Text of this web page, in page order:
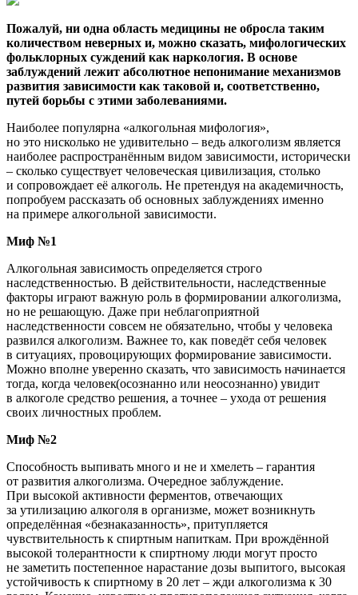
Пожалуй, ни одна область медицины не обросла таким
количеством неверных и, можно сказать, мифологических
фольклорных суждений как наркология. В основе
заблуждений лежит абсолютное непонимание механизмов
развития зависимости как таковой и, соответственно,
путей борьбы с этими заболеваниями.
Наиболее популярна «алкогольная мифология»,
но это нисколько не удивительно – ведь алкоголизм является
наиболее распространённым видом зависимости, исторически
– сколько существует человеческая цивилизация, столько
и сопровождает её алкоголь. Не претендуя на академичность,
попробуем рассказать об основных заблуждениях именно
на примере алкогольной зависимости.
Миф №1
Алкогольная зависимость определяется строго
наследственностью. В действительности, наследственные
факторы играют важную роль в формировании алкоголизма,
но не решающую. Даже при неблагоприятной
наследственности совсем не обязательно, чтобы у человека
развился алкоголизм. Важнее то, как поведёт себя человек
в ситуациях, провоцирующих формирование зависимости.
Можно вполне уверенно сказать, что зависимость начинается
тогда, когда человек(осознанноили неосознанно) увидит
в алкоголе средство решения, а точнее – ухода от решения
своих личностных проблем.
Миф №2
Способность выпивать много и не и хмелеть – гарантия
от развития алкоголизма. Очередное заблуждение.
При высокой активности ферментов, отвечающих
за утилизацию алкоголя в организме, может возникнуть
определённая «безнаказанность», притупляется
чувствительность к спиртным напиткам. При врождённой
высокой толерантности к спиртному люди могут просто
не заметить постепенное нарастание дозы выпитого, высокая
устойчивость к спиртному в 20 лет – жди алкоголизма к 30